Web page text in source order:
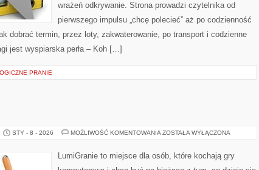
wrażeń odkrywanie. Strona prowadzi czytelnika od
pierwszego impulsu „chcę polecieć” aż po codzienność
dobrać termin, przez loty, zakwaterowanie, po transport i codzienne
jest wyspiarska perła – Koh […]
PRANIE
STY - 8 - 2026 MOŻLIWOŚĆ KOMENTOWANIA RANKINGI
ZOSTAŁA WYŁĄCZONA
LumiGranie to miejsce dla osób, które kochają gry